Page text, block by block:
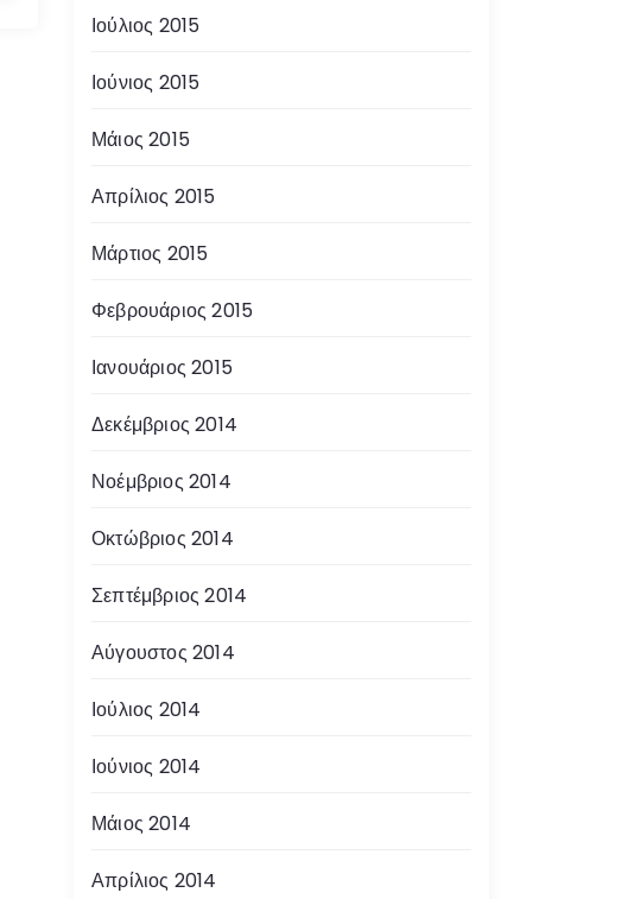
Ιούλιος 2015
Ιούνιος 2015
Μάιος 2015
Απρίλιος 2015
Μάρτιος 2015
Φεβρουάριος 2015
Ιανουάριος 2015
Δεκέμβριος 2014
Νοέμβριος 2014
Οκτώβριος 2014
Σεπτέμβριος 2014
Αύγουστος 2014
Ιούλιος 2014
Ιούνιος 2014
Μάιος 2014
Απρίλιος 2014